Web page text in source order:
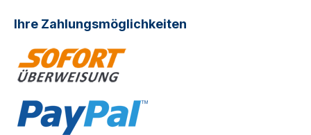
Ihre Zahlungsmöglichkeiten